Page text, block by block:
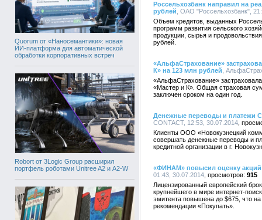
Quorum от «Наносемантики»: новая
ИИ-платформа для автоматической
обработки корпоративных встреч
Robort от 3Logic Group расширил
портфель роботами Unitree A2 и A2-W
Россельхозбанк направил на
рублей , ОАО "Россельхозбанк",
Объем кредитов, выданных
программ развития сельского
продукции, сырья и
рублей.
«АльфаСтрахование»
К» на 123 млн рублей ,
«АльфаСтрахование»
«Мастер и К». Общая страховая
заключен сроком на один год.
Денежные переводы и платежи
CONTACT, 12:53, 30.07.2014
Клиенты ООО «Новокузнецкий
совершать денежные переводы и
кредитной организации в г.
«ФИНАМ» повысил оценку акций
01:43, 30.07.2014
915
Лицензированный европейский
крупнейшего в мире интернет-
эмитента повышена до $675, что
рекомендации «Покупать».